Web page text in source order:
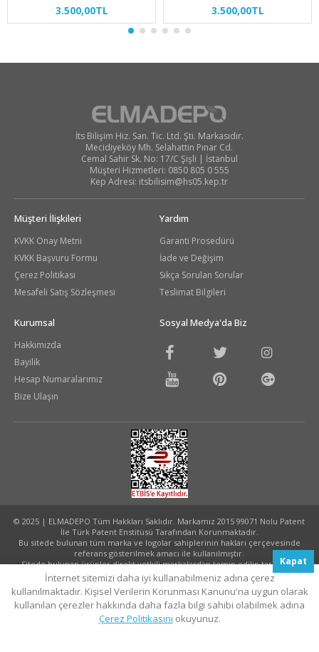
3.500,00TL 3.500,00TL
İts Bilişim Hiz. San. Tic. Ltd. Şti. Markasıdır.
Mecidiyeköy Mh. Selahattin Pınar Cd.
Cemal Sahir Sk. No: 17/C Şişli | İstanbul
Müşteri Hizmetleri: 0850 805 0 555
Kep Adresi: itsbilisim@hs05.kep.tr
Müşteri İlişkileri
KVKK Onay Metni
KVKK Başvuru Formu
Çerez Politikası
Mesafeli Satış Sözleşmesi
Yardım
Garanti Prosedürü
İade ve Değişim
Sıkça Sorulan Sorular
Teslimat Bilgileri
Kurumsal
Hakkımızda
Bayilik
Hesap Numaralarımız
Bize Ulaşın
Sosyal Medya'da Biz
© 2025 | ELMADEPO Tüm Hakkları Saklıdır. Markamız 2015 99071 Nolu Patent
İle Türk Patent Enstitüsü Tarafından Korunmaktadır.
Bu sitede bulunan tüm marka ve logolar sahiplerinin hakları çerçevesinde
referans gösterilmek amacı ile kullanılmıştır.
Sitede bulunan ürünler direkt yetkili markalardan temin edilip tarafınıza
ulaştırılmaktadır.
Tasarım ve Uygulama:
Kapat
İnternet sitemizi daha iyi kullanabilmeniz adına çerez
kullanılmaktadır. Kişisel Verilerin Korunması Kanunu'na uygun olarak
kullanılan çerezler hakkında daha fazla bilgi sahibi olabilmek adına
Çerez Politikasını okuyunuz.